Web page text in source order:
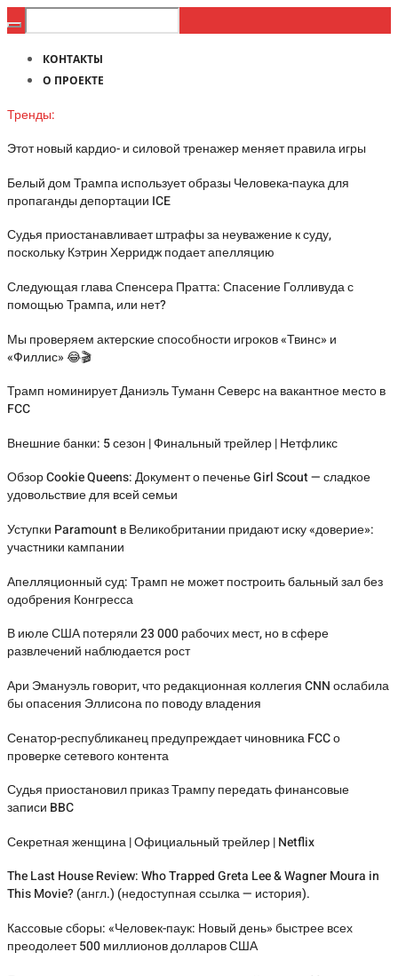
КОНТАКТЫ
О ПРОЕКТЕ
Тренды:
Этот новый кардио- и силовой тренажер меняет правила игры
Белый дом Трампа использует образы Человека-паука для
пропаганды депортации ICE
Судья приостанавливает штрафы за неуважение к суду,
поскольку Кэтрин Херридж подает апелляцию
Следующая глава Спенсера Пратта: Спасение Голливуда с
помощью Трампа, или нет?
Мы проверяем актерские способности игроков «Твинс» и
«Филлис» 😂🎬
Трамп номинирует Даниэль Туманн Северс на вакантное место в
FCC
Внешние банки: 5 сезон | Финальный трейлер | Нетфликс
Обзор Cookie Queens: Документ о печенье Girl Scout — сладкое
удовольствие для всей семьи
Уступки Paramount в Великобритании придают иску «доверие»:
участники кампании
Апелляционный суд: Трамп не может построить бальный зал без
одобрения Конгресса
В июле США потеряли 23 000 рабочих мест, но в сфере
развлечений наблюдается рост
Ари Эмануэль говорит, что редакционная коллегия CNN ослабила
бы опасения Эллисона по поводу владения
Сенатор-республиканец предупреждает чиновника FCC о
проверке сетевого контента
Судья приостановил приказ Трампу передать финансовые
записи BBC
Секретная женщина | Официальный трейлер | Netflix
The Last House Review: Who Trapped Greta Lee & Wagner Moura in
This Movie? (англ.) (недоступная ссылка — история).
Кассовые сборы: «Человек-паук: Новый день» быстрее всех
преодолеет 500 миллионов долларов США